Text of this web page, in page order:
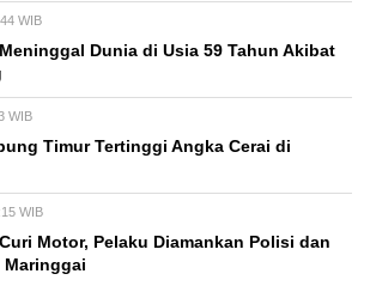
WIB
Dunia di Usia 59 Tahun Akibat
WIB
Timur Tertinggi Angka Cerai di
WIB
Motor, Pelaku Diamankan Polisi dan
Maringgai